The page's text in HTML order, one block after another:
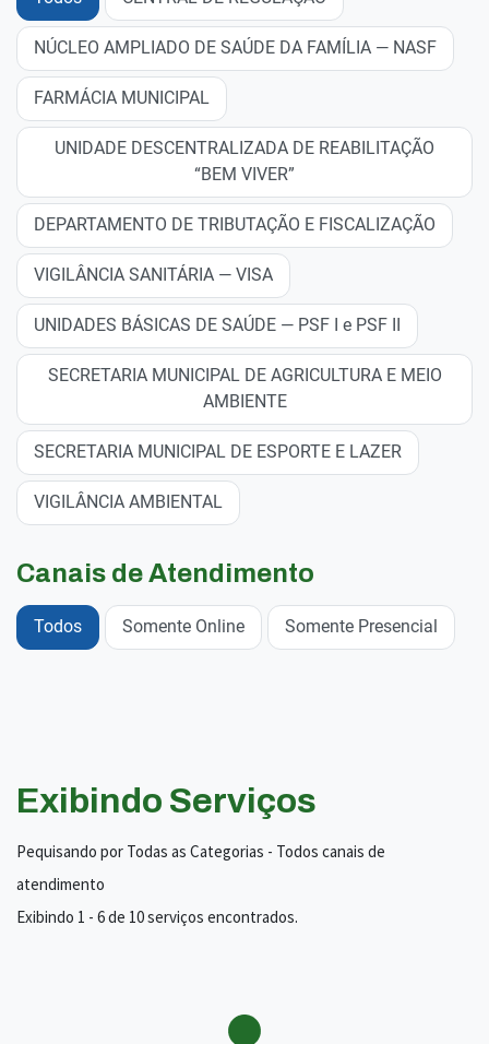
NÚCLEO AMPLIADO DE SAÚDE DA FAMÍLIA — NASF
FARMÁCIA MUNICIPAL
UNIDADE DESCENTRALIZADA DE REABILITAÇÃO
“BEM VIVER”
DEPARTAMENTO DE TRIBUTAÇÃO E FISCALIZAÇÃO
VIGILÂNCIA SANITÁRIA — VISA
UNIDADES BÁSICAS DE SAÚDE — PSF I e PSF II
SECRETARIA MUNICIPAL DE AGRICULTURA E MEIO
AMBIENTE
SECRETARIA MUNICIPAL DE ESPORTE E LAZER
VIGILÂNCIA AMBIENTAL
Canais de Atendimento
Todos Somente Online Somente Presencial
Exibindo Serviços
Pequisando por Todas as Categorias - Todos canais de
atendimento
Exibindo 1 - 6 de 10 serviços encontrados.